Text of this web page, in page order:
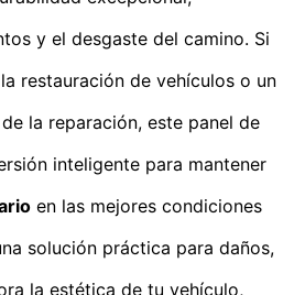
y el desgaste del camino. Si
restauración de vehículos o un
la reparación, este panel de
inteligente para mantener
en las mejores condiciones
solución práctica para daños,
la estética de tu vehículo,